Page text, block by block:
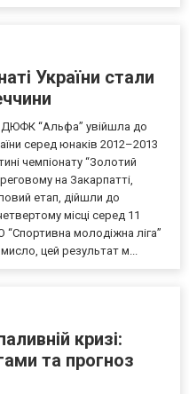
України стали
ДЮФК “Альфа” увійшла до
серед юнаків 2012–2013
чемпіонату “Золотий
на Закарпатті,
етап, дійшли до
місці серед 11
молодіжна ліга”
цей результат м...
кризі:
та прогноз